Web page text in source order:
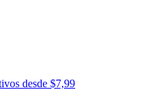
desde $7,99